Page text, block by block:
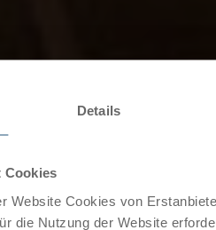
Details
Cookies
Website Cookies von
die Nutzung der Website